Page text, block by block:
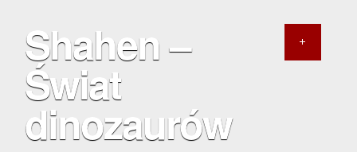
Shahen –
Świat
dinozaurów